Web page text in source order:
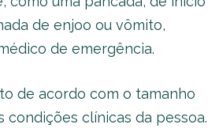
de enjoo ou vômito,
de emergência.
de acordo com o tamanho
condições clínicas da pessoa.